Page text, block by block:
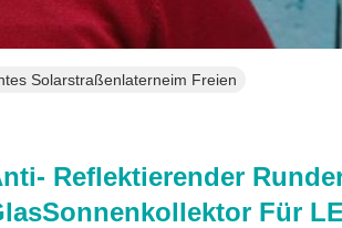
Solarstraßenlaterneim Freien
Reflektierender
Für